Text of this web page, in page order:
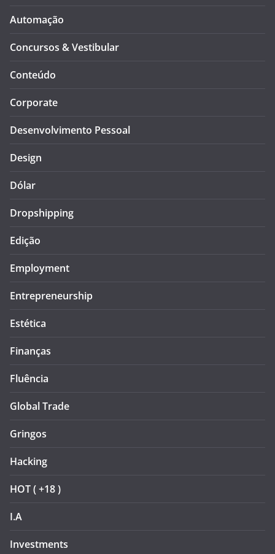
Automação
Concursos & Vestibular
Conteúdo
Corporate
Desenvolvimento Pessoal
Design
Dólar
Dropshipping
Edição
Employment
Entrepreneurship
Estética
Finanças
Fluência
Global Trade
Gringos
Hacking
HOT ( +18 )
I.A
Investments